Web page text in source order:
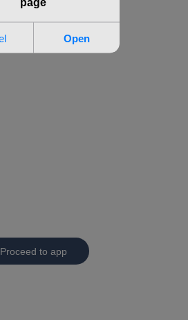
Proceed to app